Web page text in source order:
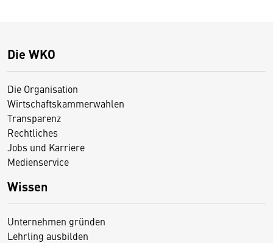
Die WKO
Die Organisation
Wirtschaftskammerwahlen
Transparenz
Rechtliches
Jobs und Karriere
Medienservice
Wissen
Unternehmen gründen
Lehrling ausbilden